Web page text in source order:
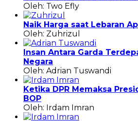
Oleh: Two Efly
Naik Harga saat Lebaran
Oleh: Zuhrizul
Insan Antara Garda
Negara
Oleh: Adrian Tuswandi
Ketika DPR Memaksa
BOP
Oleh: Irdam Imran